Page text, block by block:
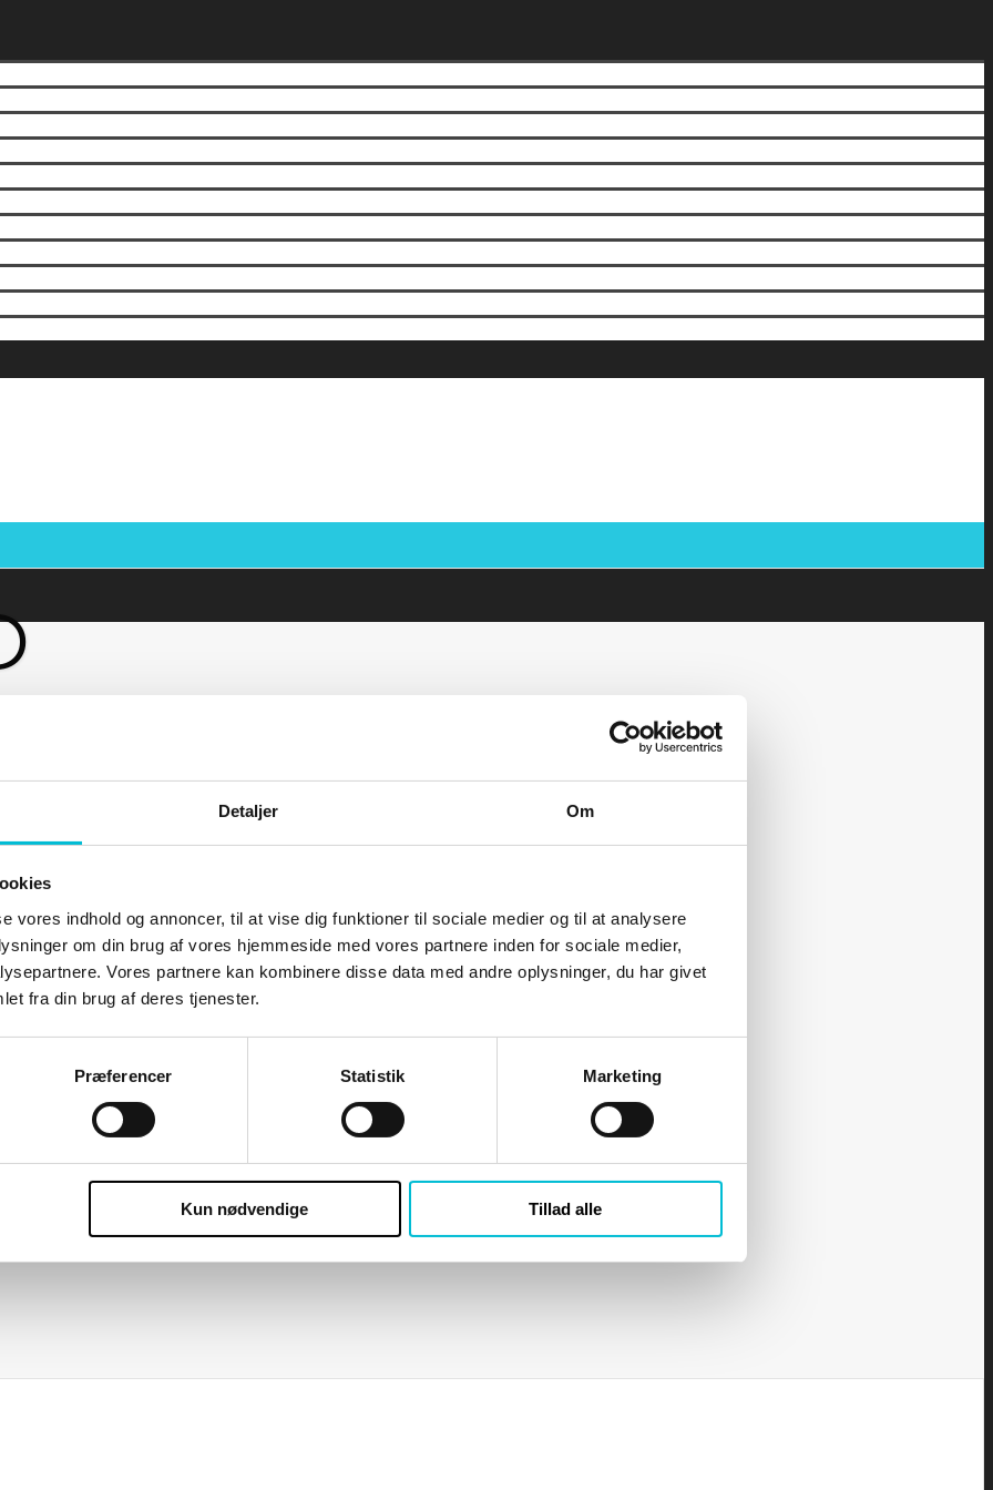
Detaljer Om
vores indhold og annoncer, til at vise dig funktioner til sociale medier og til at analysere
om din brug af vores hjemmeside med vores partnere inden for sociale medier,
Vores partnere kan kombinere disse data med andre oplysninger, du har givet
fra din brug af deres tjenester.
Præferencer Statistik Marketing
Kun nødvendige Tillad alle